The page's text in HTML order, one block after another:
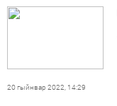
20 гыйнвар 2022, 14:29